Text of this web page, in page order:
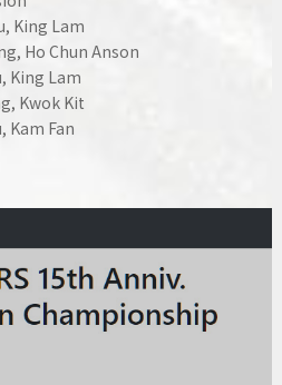
King Lam
Ho Chun Anson
King Lam
Kwok Kit
Kam Fan